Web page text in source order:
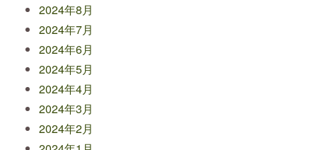
2024年8月
2024年7月
2024年6月
2024年5月
2024年4月
2024年3月
2024年2月